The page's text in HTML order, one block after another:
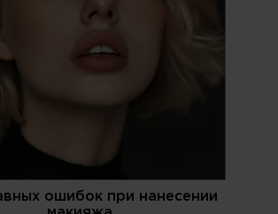
ошибок при нанесении